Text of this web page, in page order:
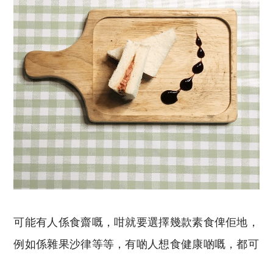
可能有人係食齋嘅，咁就要選擇幾款素食俾佢地，
例如係雜果沙律等等，有啲人想食健康啲嘅，都可